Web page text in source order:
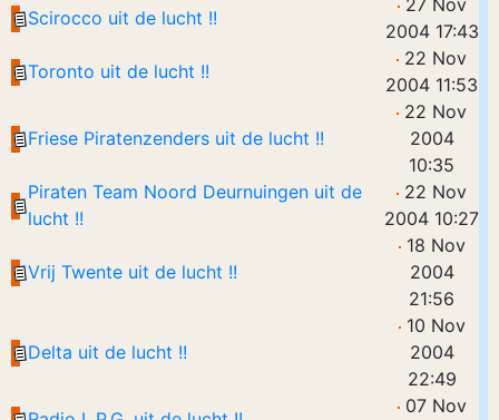
Scirocco uit de lucht !!
27 Nov
2004 17:43
Toronto uit de lucht !!
22 Nov
2004 11:53
Friese Piratenzenders uit de lucht !!
22 Nov
2004
10:35
Piraten Team Noord Deurnuingen uit de
lucht !!
22 Nov
2004 10:27
Vrij Twente uit de lucht !!
18 Nov
2004
21:56
Delta uit de lucht !!
10 Nov
2004
22:49
07 Nov